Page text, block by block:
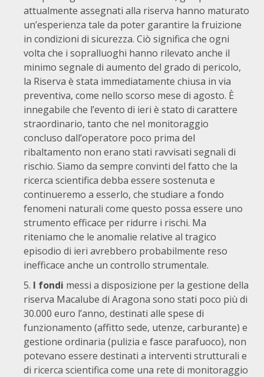
attualmente assegnati alla riserva hanno maturato
un’esperienza tale da poter garantire la fruizione
in condizioni di sicurezza. Ciò significa che ogni
volta che i sopralluoghi hanno rilevato anche il
minimo segnale di aumento del grado di pericolo,
la Riserva è stata immediatamente chiusa in via
preventiva, come nello scorso mese di agosto. È
innegabile che l’evento di ieri è stato di carattere
straordinario, tanto che nel monitoraggio
concluso dall’operatore poco prima del
ribaltamento non erano stati ravvisati segnali di
rischio. Siamo da sempre convinti del fatto che la
ricerca scientifica debba essere sostenuta e
continueremo a esserlo, che studiare a fondo
fenomeni naturali come questo possa essere uno
strumento efficace per ridurre i rischi. Ma
riteniamo che le anomalie relative al tragico
episodio di ieri avrebbero probabilmente reso
inefficace anche un controllo strumentale.
I fondi messi a disposizione per la gestione della
riserva Macalube di Aragona sono stati poco più di
30.000 euro l’anno, destinati alle spese di
funzionamento (affitto sede, utenze, carburante) e
gestione ordinaria (pulizia e fasce parafuoco), non
potevano essere destinati a interventi strutturali e
di ricerca scientifica come una rete di monitoraggio